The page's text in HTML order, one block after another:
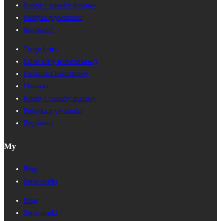
Koszty i sposoby dostawy
Polityka prywatności
Regulamin
Twoje konto
Saldo karty podarunkowej
Formularz Kontaktowy
Płatności
Koszty i sposoby dostawy
Polityka prywatności
Regulamin
My
Blog
Serce marki
Blog
Serce marki